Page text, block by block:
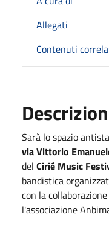
Allegati
Contenuti
Sarà lo spazio
via Vittorio
del Cirié Music
bandistica
con la
l'associazione